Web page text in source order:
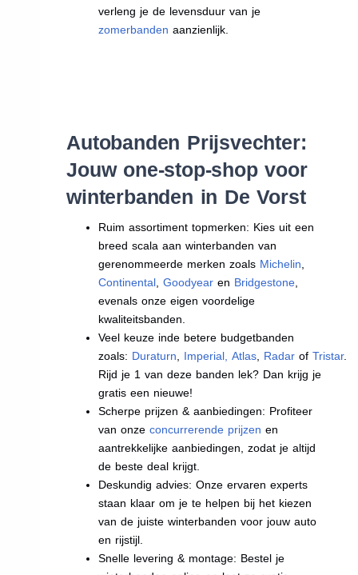
verleng je de levensduur van je
zomerbanden aanzienlijk.
Autobanden Prijsvechter:
Jouw one-stop-shop voor
winterbanden in De Vorst
Ruim assortiment topmerken: Kies uit een
breed scala aan winterbanden van
gerenommeerde merken zoals Michelin
Continental ,Goodyear en Bridgestone
evenals onze eigen voordelige
kwaliteitsbanden.
Veel keuze inde betere budgetbanden
zoals: Duraturn Imperial Atlas Radar ofTristar.
Rijd je 1 van deze banden lek? Dan krijg je
gratis een nieuwe!
Scherpe prijzen & aanbiedingen: Profiteer
van onzeconcurrerende prijzen en
aantrekkelijke aanbiedingen, zodat je altijd
de beste deal krijgt.
Deskundig advies: Onze ervaren experts
staan klaar om je te helpen bij het kiezen
van de juiste winterbanden voor jouw auto
en rijstijl.
Snelle levering & montage: Bestel je